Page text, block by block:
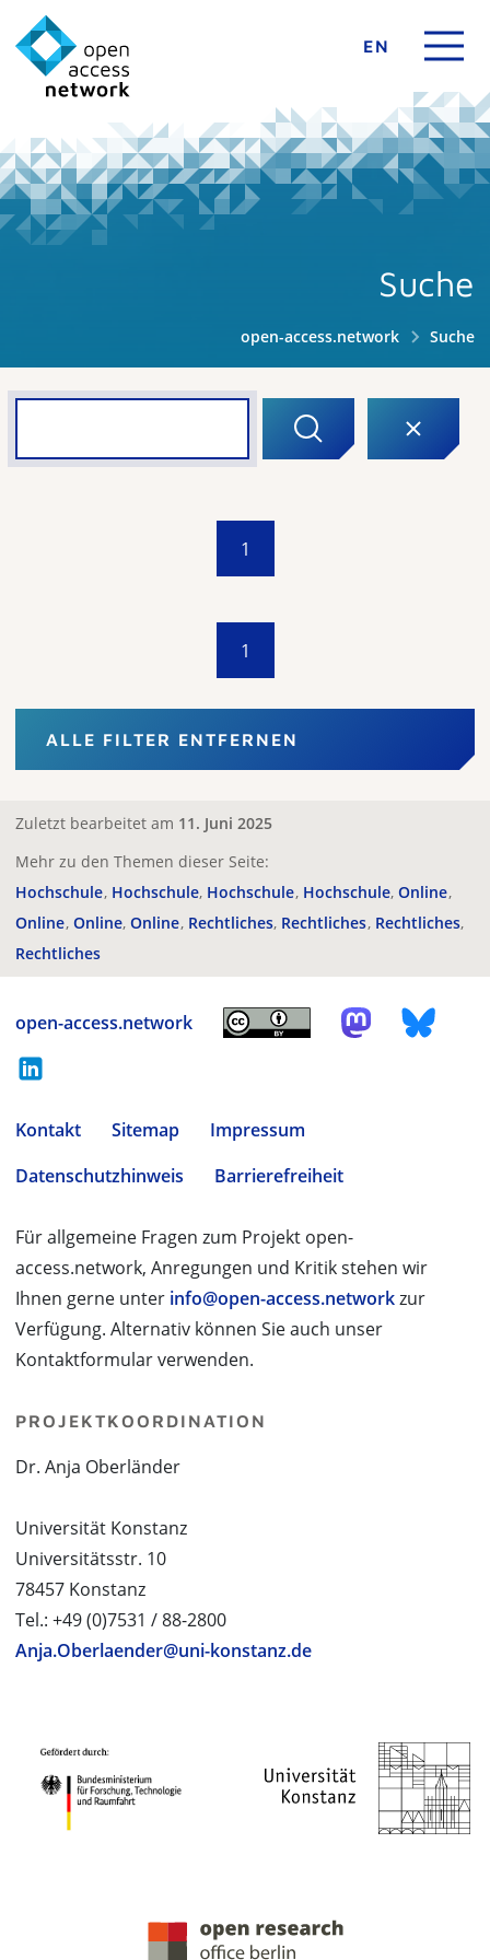
EN
Suche
open-access.network Suche
1
1
ALLE FILTER ENTFERNEN
Zuletzt bearbeitet am 11. Juni 2025
Mehr zu den Themen dieser Seite:
Hochschule Hochschule Hochschule Hochschule Online
Online Online Online Rechtliches Rechtliches Rechtliches
Rechtliches
open-access.network
Kontakt Sitemap
Impressum
Datenschutzhinweis
Barrierefreiheit
Für allgemeine Fragen zum Projekt open-
access.network, Anregungen und Kritik stehen wir
Ihnen gerne unter info@open-access.networkzur
Verfügung. Alternativ können Sie auch unser
Kontaktformular verwenden.
PROJEKTKOORDINATION
Dr. Anja Oberländer
Universität Konstanz
Universitätsstr. 10
78457 Konstanz
Tel.: +49 (0)7531 / 88-2800
Anja.Oberlaender@uni-konstanz.de